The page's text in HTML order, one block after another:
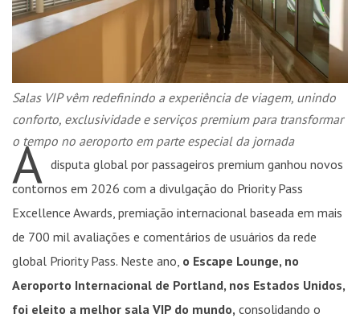
Salas VIP vêm redefinindo a experiência de viagem, unindo
conforto, exclusividade e serviços premium para transformar
o tempo no aeroporto em parte especial da jornada
A disputa global por passageiros premium ganhou novos
contornos em 2026 com a divulgação do Priority Pass
Excellence Awards, premiação internacional baseada em mais
de 700 mil avaliações e comentários de usuários da rede
global Priority Pass. Neste ano, o Escape Lounge, no
Aeroporto Internacional de Portland, nos Estados Unidos,
foi eleito a melhor sala VIP do mundo, consolidando o